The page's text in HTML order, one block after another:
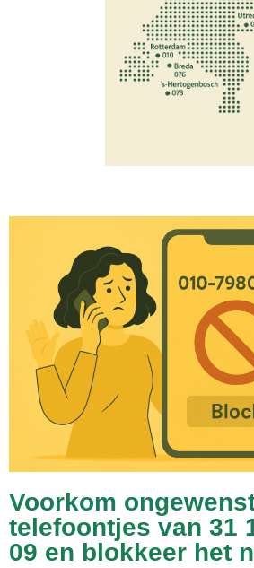
Voorkom
telefoontjes van 31
09 en blokkeer het